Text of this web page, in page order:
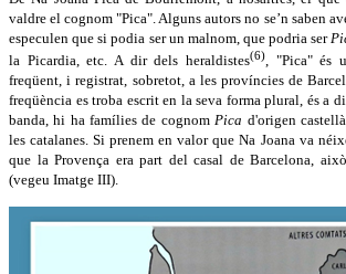
valdre el cognom "Pica". Alguns autors no se’n saben
especulen que si podia ser un malnom, que podria ser
la Picardia, etc. A dir dels heraldistes(6)
, "Pica" és
freqüent, i registrat, sobretot, a les províncies de
freqüència es troba escrit en la seva forma plural, és a
banda, hi ha famílies de cognom Pica d'origen
les catalanes. Si prenem en valor que Na Joana va
que la Provença era part del casal de Barcelona,
(vegeu Imatge III).